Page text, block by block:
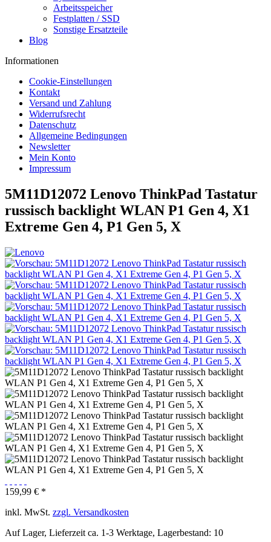
Arbeitsspeicher
Festplatten / SSD
Sonstige Ersatzteile
Blog
Informationen
Cookie-Einstellungen
Kontakt
Versand und Zahlung
Widerrufsrecht
Datenschutz
Allgemeine Bedingungen
Newsletter
Mein Konto
Impressum
5M11D12072 Lenovo ThinkPad Tastatur
russisch backlight WLAN P1 Gen 4, X1
Extreme Gen 4, P1 Gen 5, X
159,99 € *
inkl. MwSt. zzgl. Versandkosten
Auf Lager, Lieferzeit ca. 1-3 Werktage, Lagerbestand: 10